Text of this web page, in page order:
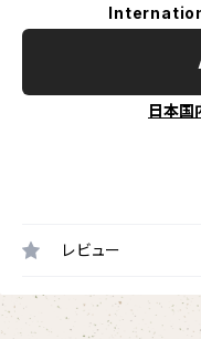
日本国
レビュー